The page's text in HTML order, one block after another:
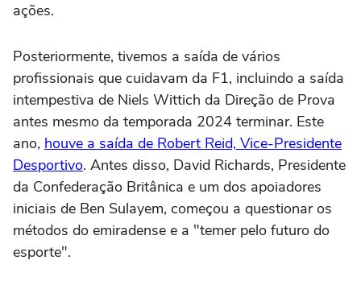
ações.
Posteriormente, tivemos a saída de vários
profissionais que cuidavam da F1, incluindo a saída
intempestiva de Niels Wittich da Direção de Prova
antes mesmo da temporada 2024 terminar. Este
ano, houve a saída de Robert Reid, Vice-Presidente
Desportivo. Antes disso, David Richards, Presidente
da Confederação Britânica e um dos apoiadores
iniciais de Ben Sulayem, começou a questionar os
métodos do emiradense e a "temer pelo futuro do
esporte".